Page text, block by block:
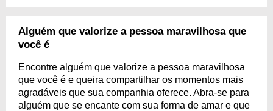
Alguém que valorize a pessoa maravilhosa que
você é
Encontre alguém que valorize a pessoa maravilhosa
que você é e queira compartilhar os momentos mais
agradáveis que sua companhia oferece. Abra-se para
alguém que se encante com sua forma de amar e que